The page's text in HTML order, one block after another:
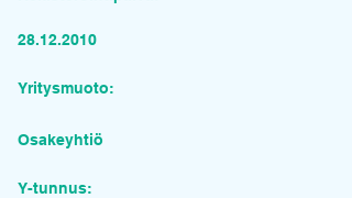
28.12.2010
Yritysmuoto:
Osakeyhtiö
Y-tunnus: